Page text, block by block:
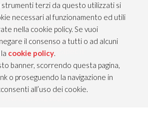
Tel 045/8581640
Fax 045/8581650
teamitaliasrl@gigapec.it
NOTE LEGALI
strumenti terzi da questo utilizzati si
necessari al funzionamento ed utili
nella cookie policy. Se vuoi
il consenso a tutti o ad alcuni
cookie policy.
banner, scorrendo questa pagina,
o proseguendo la navigazione in
all’uso dei cookie.